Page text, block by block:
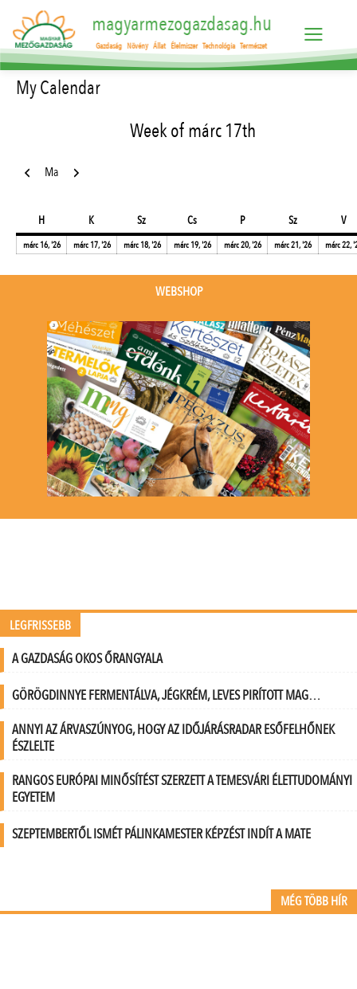
magyarmezogazdasag.hu
Gazdaság Növény Állat Élelmiszer Technológia Természet
My Calendar
Week of márc 17th
Előző
Ma Következő
Hhétfő Kkedd Szszerda Cscsütörtök Ppéntek Szszombat V
márc 16, '262026.03.16.
márc 17, '262026.03.17.
márc 18, '262026.03.18.
márc 19, '262026.03.19.
márc 20, '262026.03.20.
márc 21, '26 márc 22,
WEBSHOP
LEGFRISSEBB
A GAZDASÁG OKOS ŐRANGYALA
GÖRÖGDINNYE FERMENTÁLVA, JÉGKRÉM, LEVES PIRÍTOTT MAG…
ANNYI AZ ÁRVASZÚNYOG, HOGY AZ IDŐJÁRÁSRADAR ESŐFELHŐNEK
ÉSZLELTE
RANGOS EURÓPAI MINŐSÍTÉST SZERZETT A TEMESVÁRI ÉLETTUDOMÁNYI
EGYETEM
SZEPTEMBERTŐL ISMÉT PÁLINKAMESTER KÉPZÉST INDÍT A MATE
MÉG TÖBB HÍR